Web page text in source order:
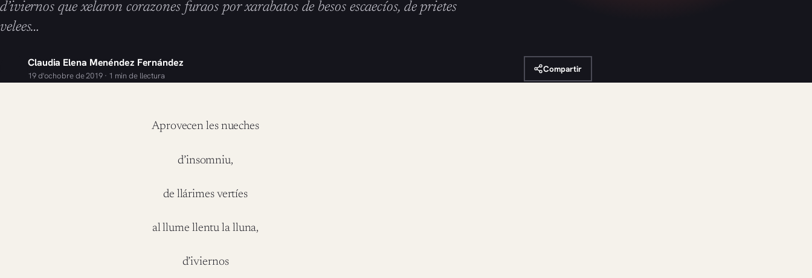
d’iviernos que xelaron corazones furaos por xarabatos de besos escaecíos, de prietes
velees…
Claudia Elena Menéndez Fernández
19 d'ochobre de 2019 · 1 min de llectura
Compartir
Aprovecen les nueches
d’insomniu,
de llárimes vertíes
al llume llentu la lluna,
d’iviernos